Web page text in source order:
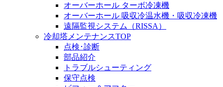
オーバーホール ターボ冷凍機
オーバーホール 吸収冷温水機・吸収冷凍機
遠隔監視システム（RISSA）
冷却塔メンテナンスTOP
点検･診断
部品紹介
トラブルシューティング
保守点検